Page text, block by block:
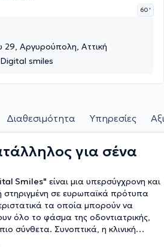
60 '
Αργυρούπολη, Αττική
smiles
Διαθεσιμότητα Υπηρεσίες
για σένα
Smiles" είναι μια υπερσύγχρονη και
στηριγμένη σε ευρωπαϊκά πρότυπα
τα οποία μπορούν να
όλο το φάσμα της οδοντιατρικής,
σύνθετα. Συνοπτικά, η κλινική